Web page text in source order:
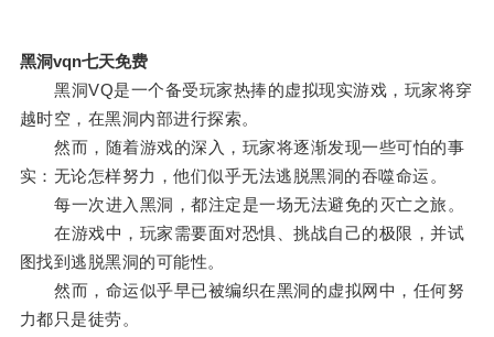
黑洞vqn七天免费
黑洞VQ是一个备受玩家热捧的虚拟现实游戏，玩家将穿
越时空，在黑洞内部进行探索。
然而，随着游戏的深入，玩家将逐渐发现一些可怕的事
实：无论怎样努力，他们似乎无法逃脱黑洞的吞噬命运。
每一次进入黑洞，都注定是一场无法避免的灭亡之旅。
在游戏中，玩家需要面对恐惧、挑战自己的极限，并试
图找到逃脱黑洞的可能性。
然而，命运似乎早已被编织在黑洞的虚拟网中，任何努
力都只是徒劳。